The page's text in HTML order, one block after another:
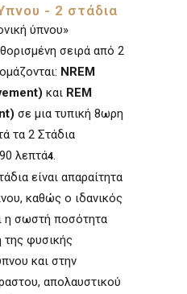
- 2 στάδια
ύπνου»
σειρά από 2
NREM
και REM
σε μια τυπική 8ωρη
τα 2 Στάδια
λεπτά4.
είναι απαραίτητα
καθώς ο ιδανικός
η σωστή ποσότητα
της φυσικής
και στην
απολαυστικού